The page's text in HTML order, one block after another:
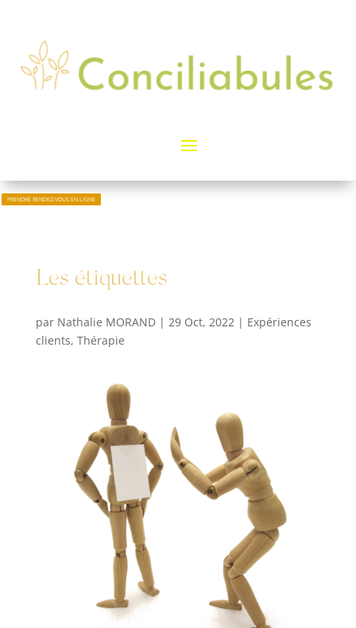
PRENDRE RENDEZ-VOUS EN LIGNE
Les étiquettes
par Nathalie MORAND| 29 Oct, 2022| Expériences
clients, Thérapie